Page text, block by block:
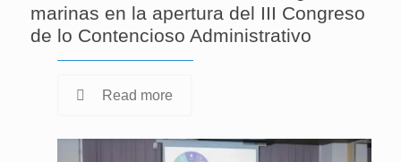
marinas en la apertura del III Congreso
de lo Contencioso Administrativo
Read more